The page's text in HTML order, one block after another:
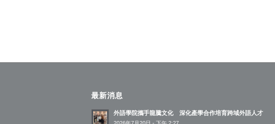
最新消息
外語學院攜手龍騰文化 深化產學合作培育跨域外語人才